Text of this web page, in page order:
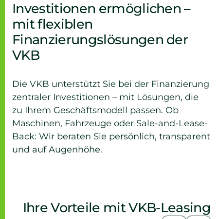
Investitionen ermöglichen –
mit flexiblen
Finanzierungslösungen der
VKB
Die VKB unterstützt Sie bei der Finanzierung
zentraler Investitionen – mit Lösungen, die
zu Ihrem Geschäftsmodell passen. Ob
Maschinen, Fahrzeuge oder Sale-and-Lease-
Back: Wir beraten Sie persönlich, transparent
und auf Augenhöhe.
Ihre Vorteile mit VKB-Leasing